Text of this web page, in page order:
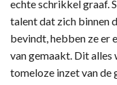
echte schrikkel graaf.
talent dat zich binnen
bevindt, hebben ze er
van gemaakt. Dit
tomeloze inzet van de